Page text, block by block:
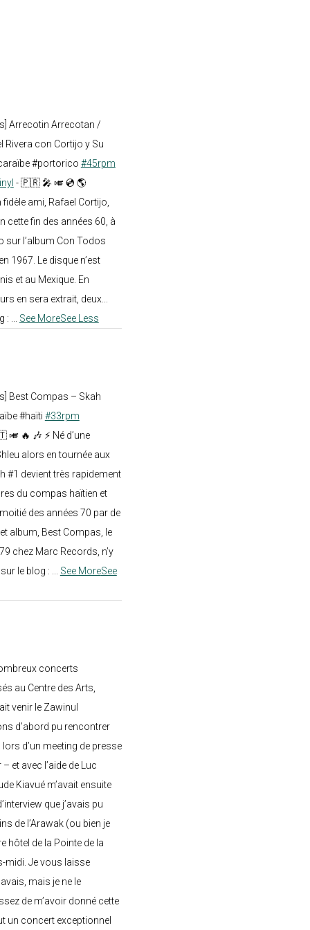
Arrecotin Arrecotan /
Rivera con Cortijo y Su
#portorico #45rpm
- 🇵🇷 🎤 🎺 💿 🌎
ami, Rafael Cortijo,
cette fin des années 60, à
sur l’album Con Todos
1967. Le disque n’est
et au Mexique. En
en sera extrait, deux...
:
See MoreSee Less
Best Compas – Skah
#haïti #33rpm
🔥 🎶 ⚡ Né d’une
alors en tournée aux
#1 devient très rapidement
du compas haïtien et
des années 70 par de
album, Best Compas, le
chez Marc Records, n’y
le blog :
See MoreSee
concerts
au Centre des Arts,
venir le Zawinul
d’abord pu rencontrer
d’un meeting de presse
et avec l’aide de Luc
Kiavué m’avait ensuite
que j’avais pu
de l’Arawak (ou bien je
hôtel de la Pointe de la
midi. Je vous laisse
mais je ne le
de m’avoir donné cette
un concert exceptionnel